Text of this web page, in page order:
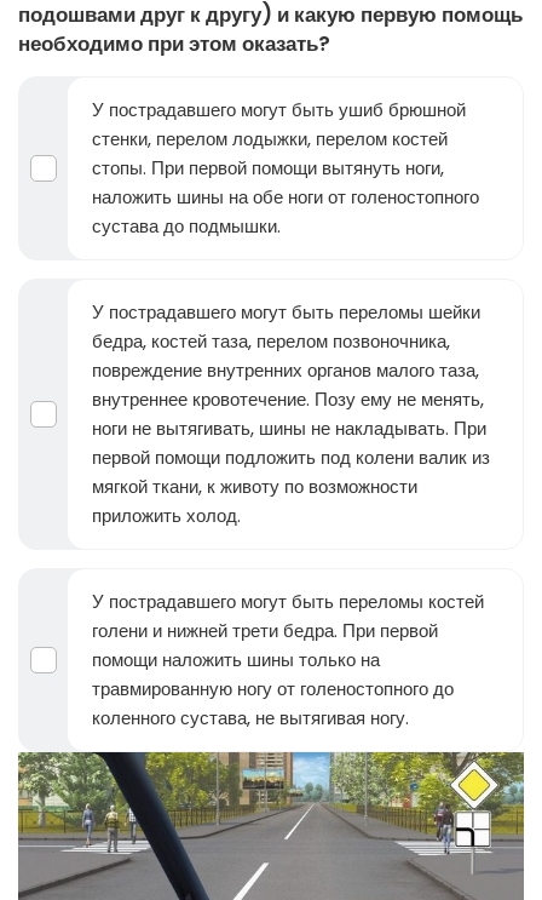
подошвами друг к другу) и какую первую помощь
необходимо при этом оказать?
У пострадавшего могут быть ушиб брюшной
стенки, перелом лодыжки, перелом костей
стопы. При первой помощи вытянуть ноги,
наложить шины на обе ноги от голеностопного
сустава до подмышки.
У пострадавшего могут быть переломы шейки
бедра, костей таза, перелом позвоночника,
повреждение внутренних органов малого таза,
внутреннее кровотечение. Позу ему не менять,
ноги не вытягивать, шины не накладывать. При
первой помощи подложить под колени валик из
мягкой ткани, к животу по возможности
приложить холод.
У пострадавшего могут быть переломы костей
голени и нижней трети бедра. При первой
помощи наложить шины только на
травмированную ногу от голеностопного до
коленного сустава, не вытягивая ногу.